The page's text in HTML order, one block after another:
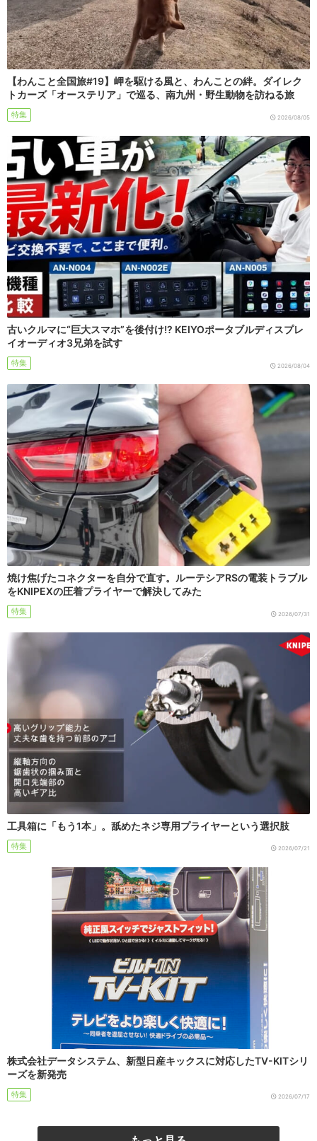
【わんこと全国旅#19】岬を駆ける風と、わんことの絆。ダイレク
トカーズ「オーステリア」で巡る、南九州・野生動物を訪ねる旅
特集 2026/08/05
古いクルマに“巨大スマホ”を後付け!? KEIYOポータブルディスプレ
イオーディオ3兄弟を試す
特集 2026/08/04
焼け焦げたコネクターを自分で直す。ルーテシアRSの電装トラブル
をKNIPEXの圧着プライヤーで解決してみた
特集 2026/07/31
工具箱に「もう1本」。舐めたネジ専用プライヤーという選択肢
特集 2026/07/21
株式会社データシステム、新型日産キックスに対応したTV-KITシリ
ーズを新発売
特集 2026/07/17